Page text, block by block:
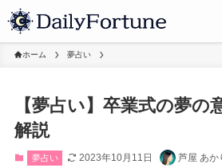
ホーム 夢占い
【夢占い】卒業式の夢の
解説
夢占い 2023年10月11日 芦屋 あか